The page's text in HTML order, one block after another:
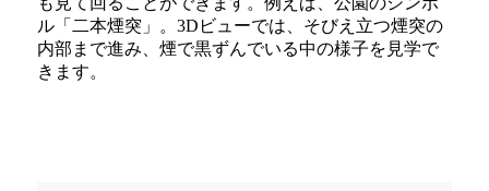
ル「二本煙突」。3Dビューでは、そびえ立つ煙突の
内部まで進み、煙で黒ずんでいる中の様子を見学で
きます。